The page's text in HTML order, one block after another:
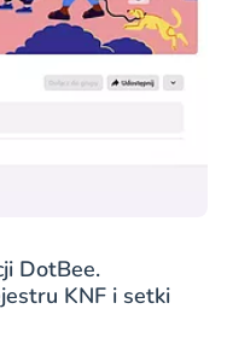
DotBee.
KNF i setki